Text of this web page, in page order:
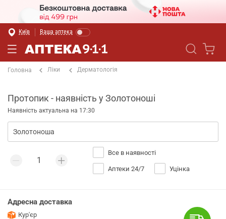
Київ Ваша аптека
Головна Ліки Дерматологія
Протопик - наявність у Золотоноші
Наявність актуальна на 17:30
Все в наявності
Аптеки 24/7 Уцінка
Адресна доставка
Кур'єр